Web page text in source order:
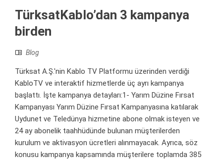
TürksatKablo’dan 3 kampanya
birden
Blog
Türksat A.Ş.'nin Kablo TV Platformu üzerinden verdiği
KabloTV ve interaktif hizmetlerde üç ayrı kampanya
başlattı. İşte kampanya detayları:1- Yarım Düzine Fırsat
Kampanyası Yarım Düzine Fırsat Kampanyasına katılarak
Uydunet ve Teledünya hizmetine abone olmak isteyen ve
24 ay abonelik taahhüdünde bulunan müşterilerden
kurulum ve aktivasyon ücretleri alınmayacak. Ayrıca, söz
konusu kampanya kapsamında müşterilere toplamda 385